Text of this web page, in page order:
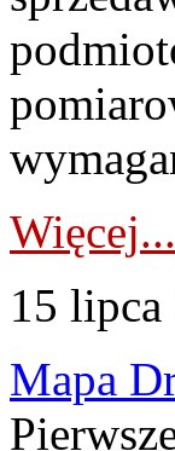
Więcej...
15 lipca
Mapa